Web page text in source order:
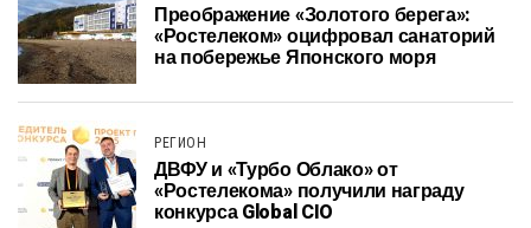
Преображение «Золотого берега»:
«Ростелеком» оцифровал санаторий
на побережье Японского моря
РЕГИОН
ДВФУ и «Турбо Облако» от
«Ростелекома» получили награду
конкурса Global CIO